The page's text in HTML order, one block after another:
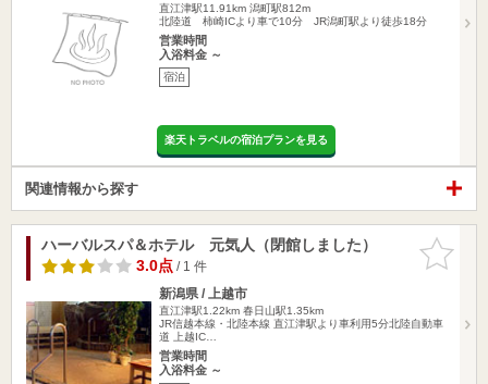
直江津駅11.91km 潟町駅812m
北陸道 柿崎ICより車で10分 JR潟町駅より徒歩18分
営業時間
入浴料金 ～
宿泊
楽天トラベルの宿泊プランを見る
関連情報から探す
お気に入
りに追加
ハーバルスパ＆ホテル 元気人（閉館しました）
3.0点/ 1 件
新潟県 / 上越市
直江津駅1.22km 春日山駅1.35km
JR信越本線・北陸本線 直江津駅より車利用5分北陸自動車
道 上越IC…
営業時間
入浴料金 ～